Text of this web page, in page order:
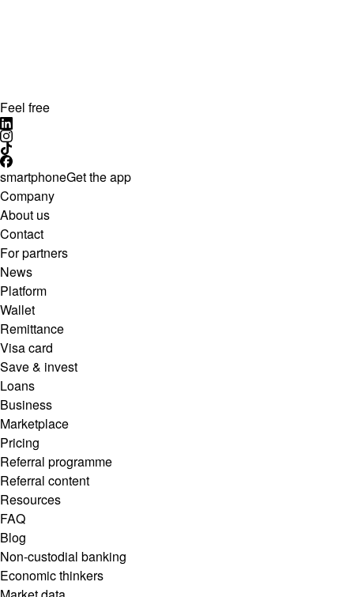
Feel free
smartphoneGet the app
Company
About us
Contact
For partners
News
Platform
Wallet
Remittance
Visa card
Save & invest
Loans
Business
Marketplace
Pricing
Referral programme
Referral content
Resources
FAQ
Blog
Non-custodial banking
Economic thinkers